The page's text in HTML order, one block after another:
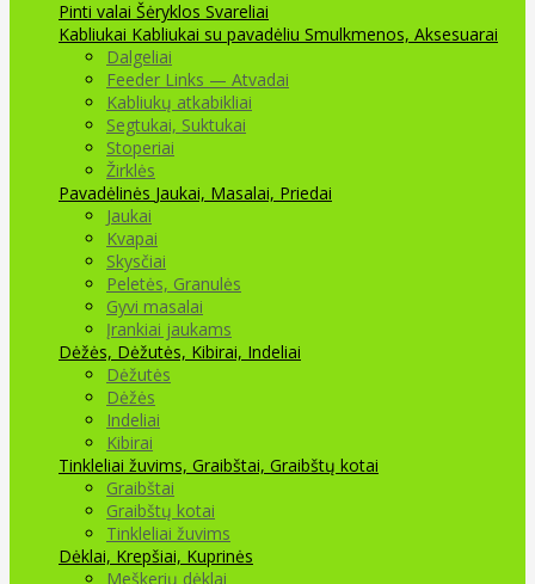
Pinti valai Šėryklos Svareliai
Kabliukai Kabliukai su pavadėliu Smulkmenos, Aksesuarai
Dalgeliai
Feeder Links — Atvadai
Kabliukų atkabikliai
Segtukai, Suktukai
Stoperiai
Žirklės
Pavadėlinės Jaukai, Masalai, Priedai
Jaukai
Kvapai
Skysčiai
Peletės, Granulės
Gyvi masalai
Įrankiai jaukams
Dėžės, Dėžutės, Kibirai, Indeliai
Dėžutės
Dėžės
Indeliai
Kibirai
Tinkleliai žuvims, Graibštai, Graibštų kotai
Graibštai
Graibštų kotai
Tinkleliai žuvims
Dėklai, Krepšiai, Kuprinės
Meškerių dėklai